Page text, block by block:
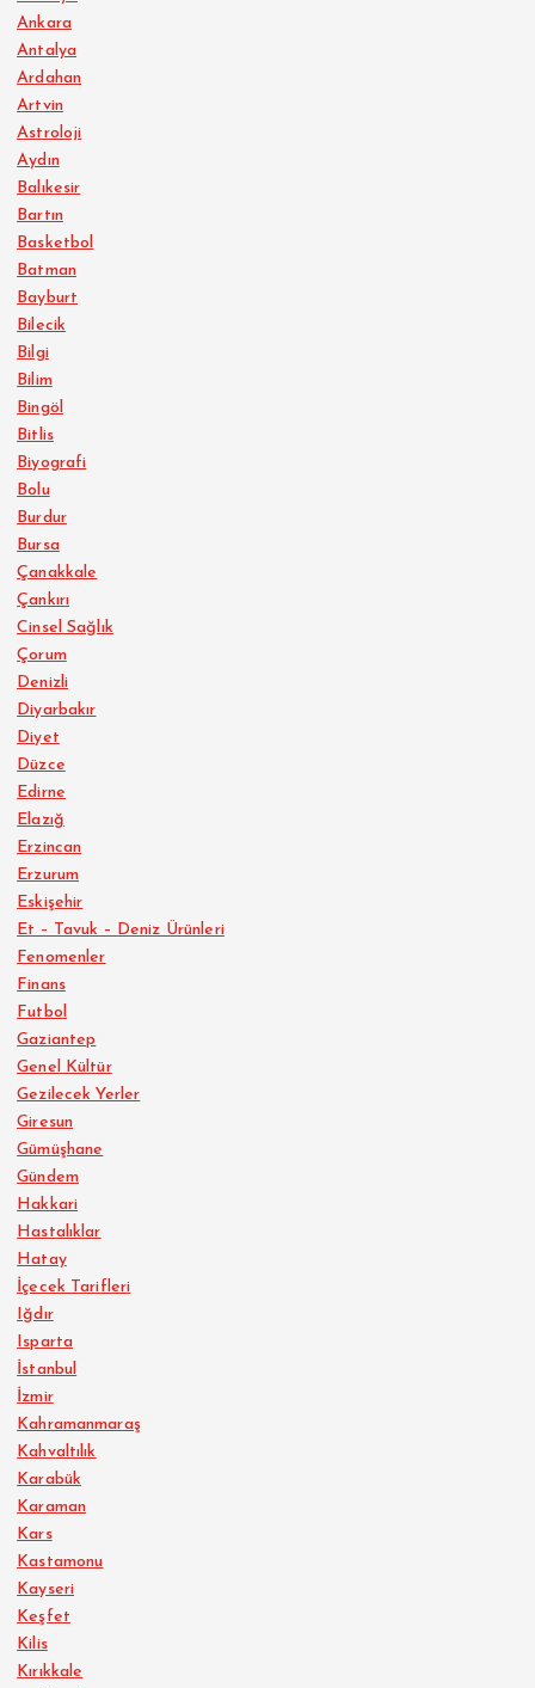
Ankara
Antalya
Ardahan
Artvin
Astroloji
Aydın
Balıkesir
Bartın
Basketbol
Batman
Bayburt
Bilecik
Bilgi
Bilim
Bingöl
Bitlis
Biyografi
Bolu
Burdur
Bursa
Çanakkale
Çankırı
Cinsel Sağlık
Çorum
Denizli
Diyarbakır
Diyet
Düzce
Edirne
Elazığ
Erzincan
Erzurum
Eskişehir
Et – Tavuk – Deniz Ürünleri
Fenomenler
Finans
Futbol
Gaziantep
Genel Kültür
Gezilecek Yerler
Giresun
Gümüşhane
Gündem
Hakkari
Hastalıklar
Hatay
İçecek Tarifleri
Iğdır
Isparta
İstanbul
İzmir
Kahramanmaraş
Kahvaltılık
Karabük
Karaman
Kars
Kastamonu
Kayseri
Keşfet
Kilis
Kırıkkale